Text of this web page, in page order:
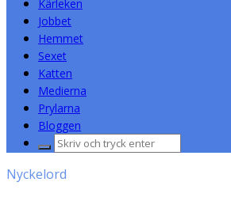
Kärleken
Jobbet
Hemmet
Sexet
Katten
Medierna
Prylarna
Bloggen
Sök
Nyckelord